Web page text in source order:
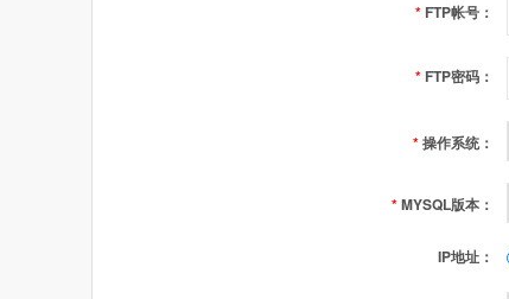
* FTP帐号：
* FTP密码：
*操作系统：
*MYSQL版本：
IP地址：